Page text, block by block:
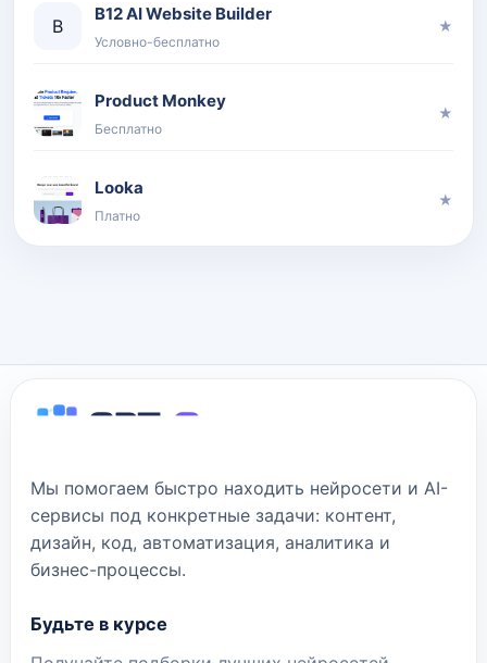
B
B12 AI Website Builder
Условно-бесплатно
★
Product Monkey
Бесплатно
★
Looka
Платно
★
Мы помогаем быстро находить нейросети и AI-
сервисы под конкретные задачи: контент,
дизайн, код, автоматизация, аналитика и
бизнес-процессы.
Будьте в курсе